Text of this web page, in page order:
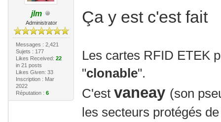
jlm
Administrator
Messages : 2,421
Sujets : 177
Likes Received: 22
in 21 posts
Likes Given: 33
Inscription : Mar
2022
Réputation : 6
Ça y est c'est fait
Les cartes RFID ETEK
"clonable".
C'est vaneay (son
les secteurs protégés